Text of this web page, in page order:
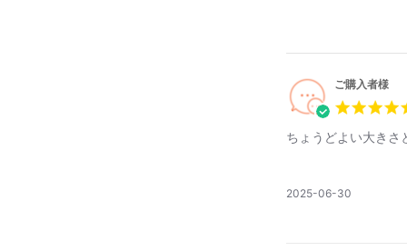
ご購入者様
ちょうどよい大きさ
公
2025-06-30